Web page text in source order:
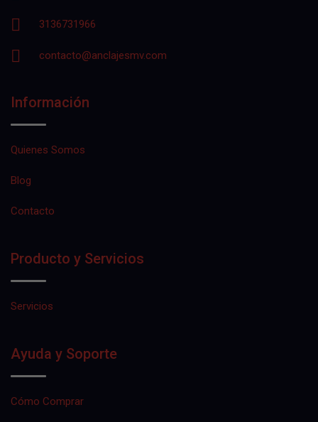
3136731966
contacto@anclajesmv.com
Información
Quienes Somos
Blog
Contacto
Producto y Servicios
Servicios
Ayuda y Soporte
Cómo Comprar